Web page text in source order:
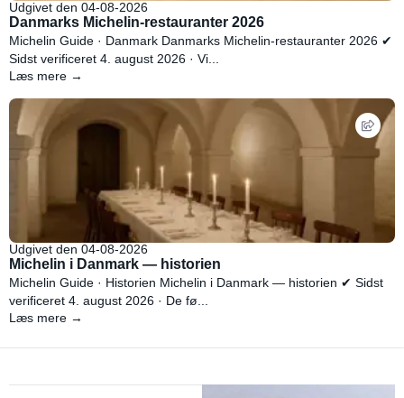
Udgivet den 04-08-2026
Danmarks Michelin-restauranter 2026
Michelin Guide · Danmark Danmarks Michelin-restauranter 2026 ✔
Sidst verificeret 4. august 2026 · Vi...
Læs mere →
Udgivet den 04-08-2026
Michelin i Danmark — historien
Michelin Guide · Historien Michelin i Danmark — historien ✔ Sidst
verificeret 4. august 2026 · De fø...
Læs mere →